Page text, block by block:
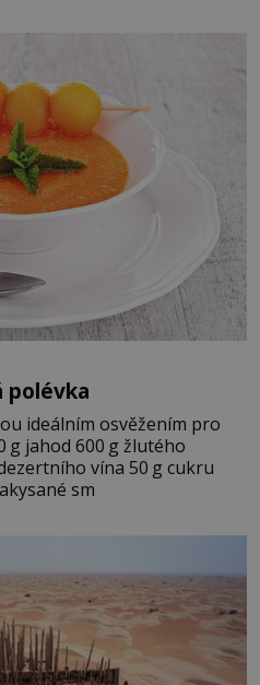
polévka
ideálním osvěžením pro
vína 50 g cukru
sm